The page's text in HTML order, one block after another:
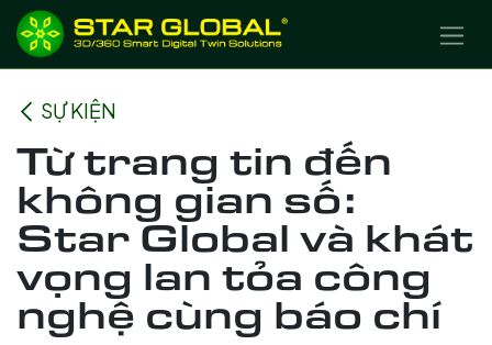
BỎ QUA ĐỂ ĐẾN NỘI DUNG
SỰ KIỆN
Từ trang tin đến
không gian số:
Star Global và khát
vọng lan tỏa công
nghệ cùng báo chí